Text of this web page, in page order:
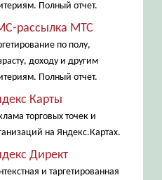
Полный отчет.
рассылка МТС
по полу,
доходу и другим
Полный отчет.
Карты
торговых точек и
на Яндекс.Картах.
Директ
и таргетированная